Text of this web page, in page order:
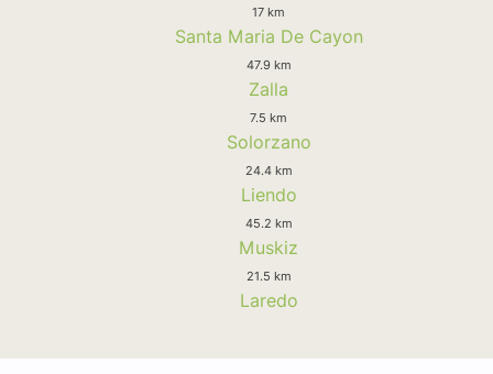
17 km
Santa Maria De Cayon
47.9 km
Zalla
7.5 km
Solorzano
24.4 km
Liendo
45.2 km
Muskiz
21.5 km
Laredo